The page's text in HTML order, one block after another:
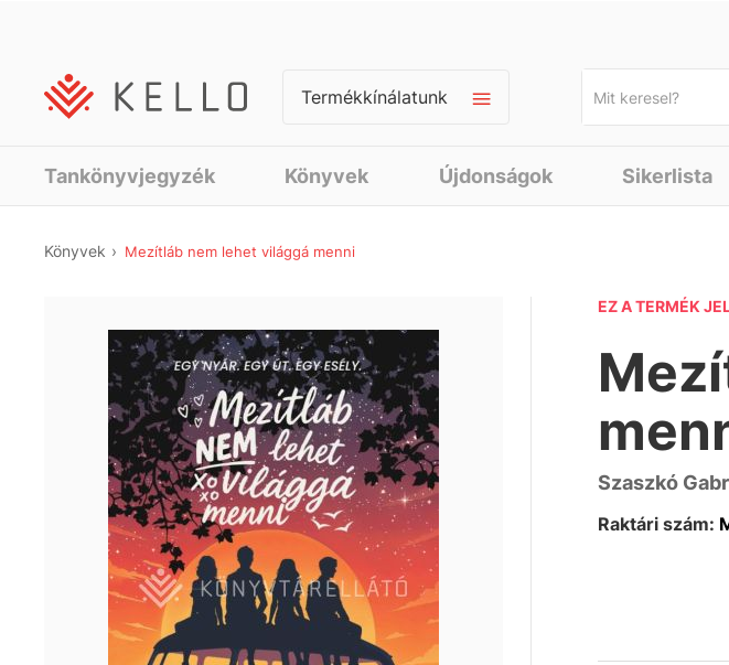
Termékkínálatunk
Tankönyvjegyzék Könyvek Újdonságok Sikerlista
Könyvek Mezítláb nem lehet világgá menni
EZ A TERMÉK
Szaszkó
Raktári szám: